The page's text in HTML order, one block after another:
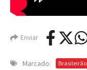
Enviar
Marcado: Brasileirão